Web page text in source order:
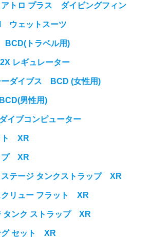
アトロ プラス ダイビングフィン
ウェットスーツ
トラベル用)
レギュレーター
ーダイブス BCD (女性用)
男性用)
イブコンピューター
ト XR
プ XR
ステージ タンクストラップ XR
クリュー フラット XR
タンク ストラップ XR
グ セット XR